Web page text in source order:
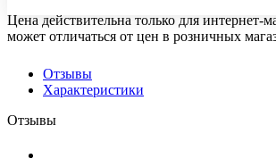
Цена действительна только для интернет-
может отличаться от цен в розничных
Отзывы
Характеристики
Отзывы